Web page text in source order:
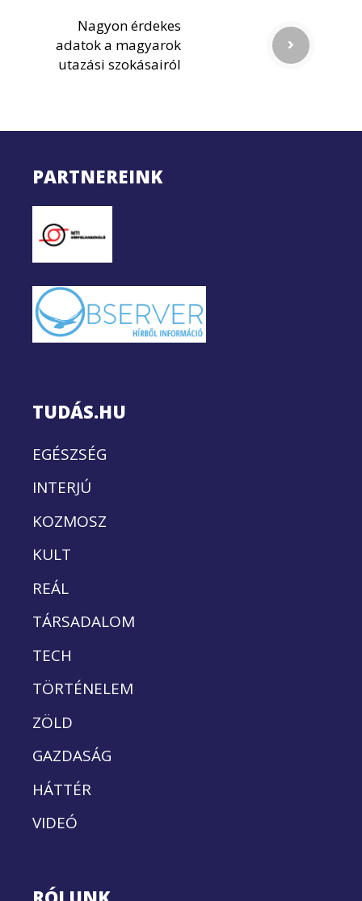
Nagyon érdekes
adatok a magyarok
utazási szokásairól
PARTNEREINK
TUDÁS.HU
EGÉSZSÉG
INTERJÚ
KOZMOSZ
KULT
REÁL
TÁRSADALOM
TECH
TÖRTÉNELEM
ZÖLD
GAZDASÁG
HÁTTÉR
VIDEÓ